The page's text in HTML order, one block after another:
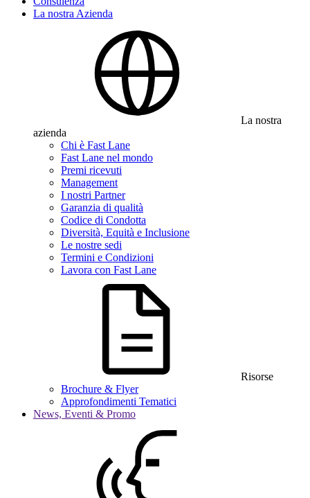
La nostra Azienda
La nostra
azienda
Chi è Fast Lane
Fast Lane nel mondo
Premi ricevuti
Management
I nostri Partner
Garanzia di qualità
Codice di Condotta
Diversità, Equità e Inclusione
Le nostre sedi
Termini e Condizioni
Lavora con Fast Lane
Risorse
Brochure & Flyer
Approfondimenti Tematici
News, Eventi & Promo